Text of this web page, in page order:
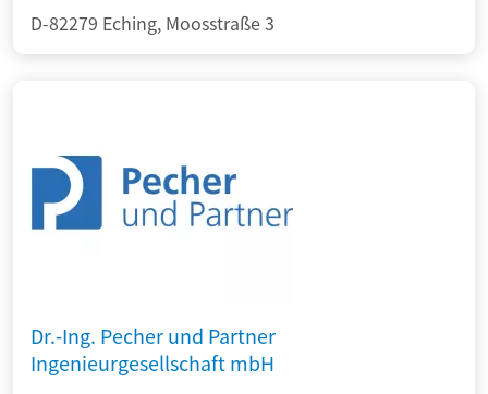
D-82279 Eching, Moosstraße 3
Dr.-Ing. Pecher und Partner
Ingenieurgesellschaft mbH